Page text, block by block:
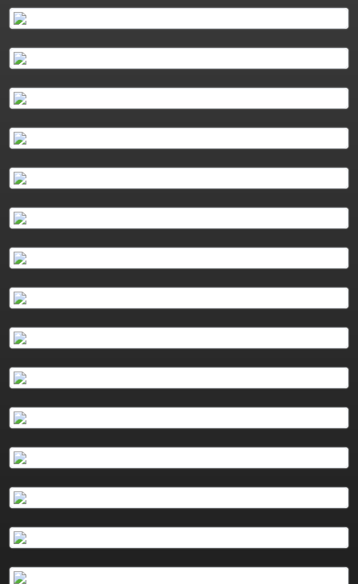
Plus d'info Podcasts
Plus d'info Podcasts
Plus d'info Podcasts
Plus d'info Podcasts
Plus d'info Podcasts
Plus d'info Podcasts
Plus d'info Podcasts
Plus d'info
Plus d'info Podcasts